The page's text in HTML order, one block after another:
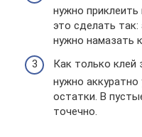
нужно приклеить
это сделать так:
нужно намазать
Как только клей
нужно аккуратно
остатки. В
точечно.